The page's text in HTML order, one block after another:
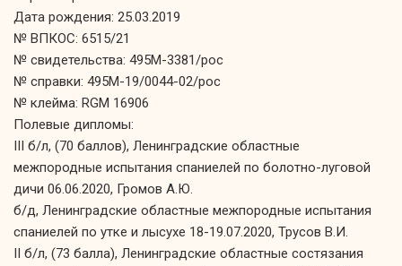
Дата рождения: 25.03.2019
№ ВПКОС: 6515/21
№ свидетельства: 495М-3381/рос
№ справки: 495М-19/0044-02/рос
№ клейма: RGM 16906
Полевые дипломы:
III б/л, (70 баллов), Ленинградские областные
межпородные испытания спаниелей по болотно-луговой
дичи 06.06.2020, Громов А.Ю.
б/д, Ленинградские областные межпородные испытания
спаниелей по утке и лысухе 18-19.07.2020, Трусов В.И.
II б/л, (73 балла), Ленинградские областные состязания